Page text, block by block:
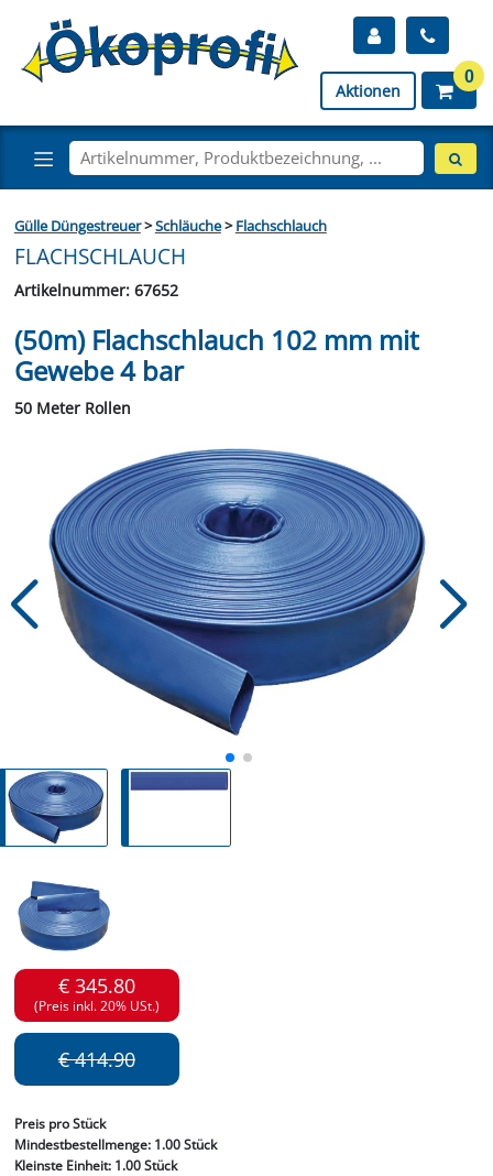
Aktionen
0
Gülle Düngestreuer>Schläuche>Flachschlauch
FLACHSCHLAUCH
Artikelnummer: 67652
(50m) Flachschlauch 102 mm mit
Gewebe 4 bar
50 Meter Rollen
€ 345.80
(Preis inkl. 20% USt.)
€ 414.90
Preis pro Stück
Mindestbestellmenge: 1.00 Stück
Kleinste Einheit:1.00 Stück